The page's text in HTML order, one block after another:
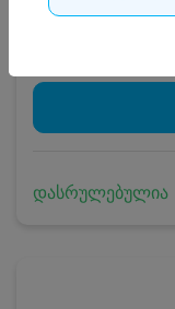
დასრულებულია